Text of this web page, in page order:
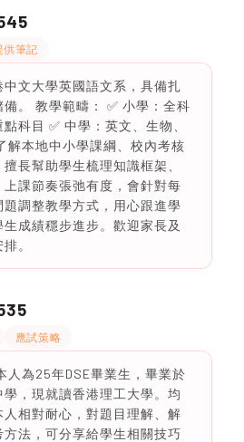
供筆記
文大學英國語文系，具備扎
。 教學範疇： ✅ 小學：全科
科目 ✅ 中學：英文、生物、
解本地中小學課綱、校內考核
長幫助學生梳理知識框架、
課節奏張弛有度，會針對每
調整教學方式，用心跟進學
成績穩步進步。歡迎家長及
。
應試策略
人為25年DSE畢業生，畢業於
，現就讀香港理工大學。均
相對耐心，對題目理解、解
方法，可分享給學生相關技巧